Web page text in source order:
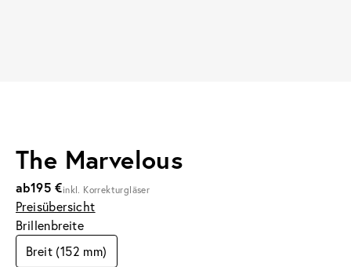
The Marvelous
ab195 €inkl. Korrekturgläser
Preisübersicht
Brillenbreite
Breit (152 mm)